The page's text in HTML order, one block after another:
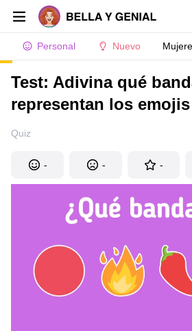
Personal Nuevo
Test: Adivina qué
representan los emojis
Quiz
- - -